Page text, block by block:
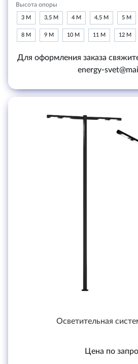
Высота опоры
3 М 3,5 М 4 М 4,5 М 5 М
8 М 9 М 10 М 11 М 12 М
Для оформления заказа
energy-
Осветительная
Цена по